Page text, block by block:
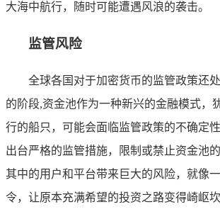
大海中航行，随时可能遭遇风浪的袭击。
监管风险
全球各国对于加密货币的监管政策还
的阶段,资金池作为一种新兴的金融模式，
行的船只，可能会面临监管政策的不确定
出台严格的监管措施，限制或禁止资金池
其中的用户和平台带来巨大的风险，就像
令，让原本充满希望的投资之路变得崎岖坎